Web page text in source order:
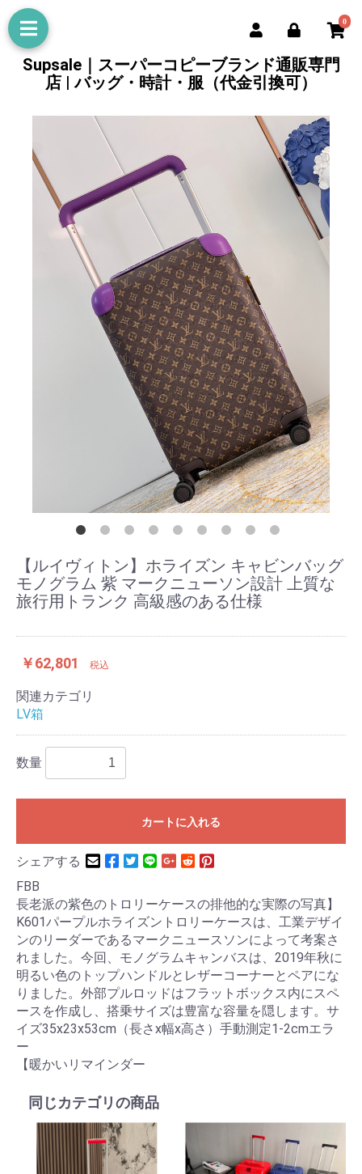
0
Supsale｜スーパーコピーブランド通販専門
店 | バッグ・時計・服（代金引換可）
【ルイヴィトン】ホライズン キャビンバッグ
モノグラム 紫 マークニューソン設計 上質な
旅行用トランク 高級感のある仕様
￥62,801 税込
関連カテゴリ
LV箱
数量
カートに入れる
シェアする
FBB
長老派の紫色のトロリーケースの排他的な実際の写真】
K601パープルホライズントロリーケースは、工業デザイ
ンのリーダーであるマークニュースソンによって考案さ
れました。今回、モノグラムキャンバスは、2019年秋に
明るい色のトップハンドルとレザーコーナーとペアにな
りました。外部プルロッドはフラットボックス内にスペ
ースを作成し、搭乗サイズは豊富な容量を隠します。サ
イズ35x23x53cm（長さx幅x高さ）手動測定1-2cmエラ
ー
【暖かいリマインダー
同じカテゴリの商品